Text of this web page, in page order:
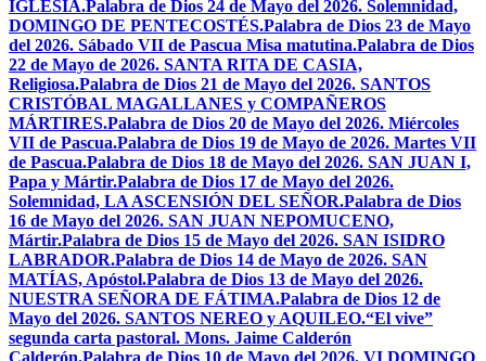
IGLESIA.Palabra de Dios 24 de Mayo del 2026. Solemnidad,
DOMINGO DE PENTECOSTÉS.Palabra de Dios 23 de Mayo
del 2026. Sábado VII de Pascua Misa matutina.Palabra de Dios
22 de Mayo de 2026. SANTA RITA DE CASIA,
Religiosa.Palabra de Dios 21 de Mayo del 2026. SANTOS
CRISTÓBAL MAGALLANES y COMPAÑEROS
MÁRTIRES.Palabra de Dios 20 de Mayo del 2026. Miércoles
VII de Pascua.Palabra de Dios 19 de Mayo de 2026. Martes VII
de Pascua.Palabra de Dios 18 de Mayo del 2026. SAN JUAN I,
Papa y Mártir.Palabra de Dios 17 de Mayo del 2026.
Solemnidad, LA ASCENSIÓN DEL SEÑOR.Palabra de Dios
16 de Mayo del 2026. SAN JUAN NEPOMUCENO,
Mártir.Palabra de Dios 15 de Mayo del 2026. SAN ISIDRO
LABRADOR.Palabra de Dios 14 de Mayo de 2026. SAN
MATÍAS, Apóstol.Palabra de Dios 13 de Mayo del 2026.
NUESTRA SEÑORA DE FÁTIMA.Palabra de Dios 12 de
Mayo del 2026. SANTOS NEREO y AQUILEO.“El vive”
segunda carta pastoral. Mons. Jaime Calderón
Calderón.Palabra de Dios 10 de Mayo del 2026. VI DOMINGO